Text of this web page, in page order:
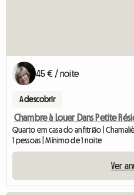
45 € / noite
A descobrir
Chambre à Louer Dans Petite
Quarto em casa do anfitrião |
1 pessoas | Mínimo de 1 noite
Ver